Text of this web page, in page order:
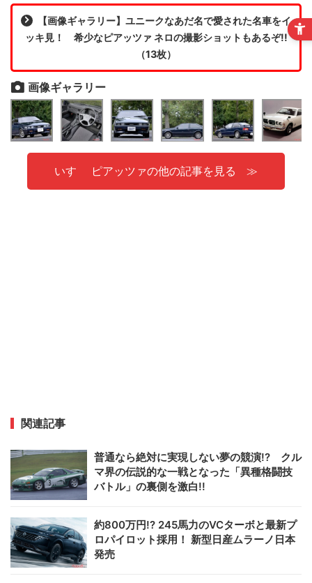
【画像ギャラリー】ユニークなあだ名で愛された名車をイ
ッキ見！ 希少なピアッツァ ネロの撮影ショットもあるぞ!!
（13枚）
画像ギャラリー
いすゞ ピアッツァの他の記事を見る
関連記事
普通なら絶対に実現しない夢の競演!? クル
マ界の伝説的な一戦となった「異種格闘技
バトル」の裏側を激白!!
約800万円!? 245馬力のVCターボと最新プ
ロパイロット採用！ 新型日産ムラーノ日本
発売